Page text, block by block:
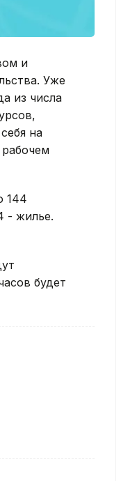
и
Уже
из числа
на
144
- жилье.
будет